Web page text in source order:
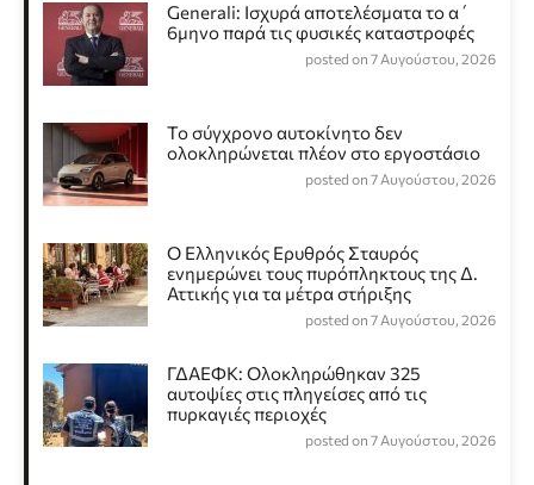
Generali: Ισχυρά αποτελέσματα το α΄
6μηνο παρά τις φυσικές καταστροφές
posted on 7 Αυγούστου, 2026
Το σύγχρονο αυτοκίνητο δεν
ολοκληρώνεται πλέον στο εργοστάσιο
posted on 7 Αυγούστου, 2026
Ο Ελληνικός Ερυθρός Σταυρός
ενημερώνει τους πυρόπληκτους της Δ.
Αττικής για τα μέτρα στήριξης
posted on 7 Αυγούστου, 2026
ΓΔΑΕΦΚ: Ολοκληρώθηκαν 325
αυτοψίες στις πληγείσες από τις
πυρκαγιές περιοχές
posted on 7 Αυγούστου, 2026